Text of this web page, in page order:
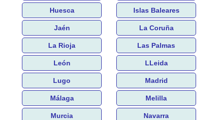
Huesca Islas Baleares
Jaén La Coruña
La Rioja Las Palmas
León LLeida
Lugo Madrid
Málaga Melilla
Murcia Navarra